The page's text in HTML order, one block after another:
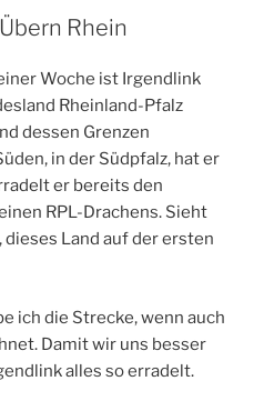
Rhein
Woche ist Irgendlink
Rheinland-Pfalz
dessen Grenzen
in der Südpfalz, hat er
er bereits den
RPL-Drachens. Sieht
dieses Land auf der ersten
ich die Strecke, wenn auch
Damit wir uns besser
alles so erradelt.